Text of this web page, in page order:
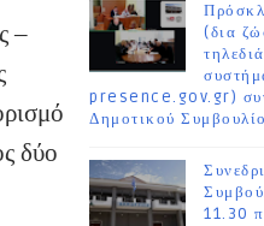
–
δύο
(δια
presence.gov.gr)
Δημοτικού
11.30